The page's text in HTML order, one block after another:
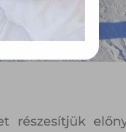
részesítjük